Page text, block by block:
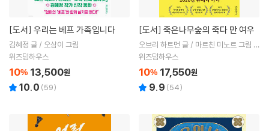
[도서] 우리는 베프 가족입니다
김혜정 글 / 오삼이 그림
위즈덤하우스
10% 13,500원
10.0 (59)
[도서] 죽은나무숲의 죽다 만 여우
오브리 하트먼 글 / 마르친 미노르 그림 /
황세림 역
위즈덤하우스
10% 17,550원
9.9 (54)